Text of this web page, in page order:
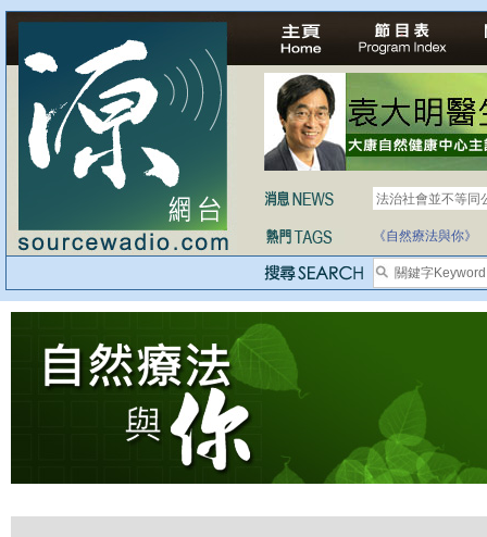
法治社會並不等同
《自然療法與你》